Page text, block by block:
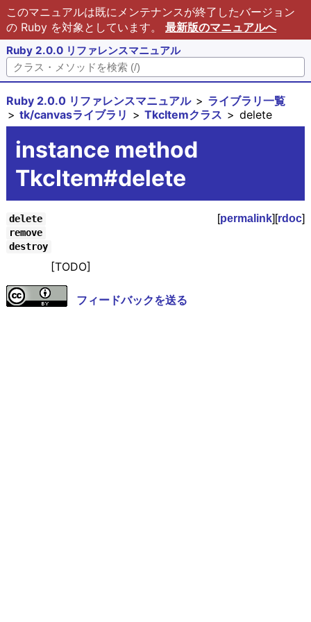
このマニュアルは既にメンテナンスが終了したバージョン
の Ruby を対象としています。 最新版のマニュアルへ
Ruby 2.0.0 リファレンスマニュアル
Ruby 2.0.0 リファレンスマニュアル
ライブラリ一覧
tk/canvasライブラリ
TkcItemクラス delete
instance method
TkcItem#delete
delete [permalink][rdoc]
remove
destroy
[TODO]
フィードバックを送る